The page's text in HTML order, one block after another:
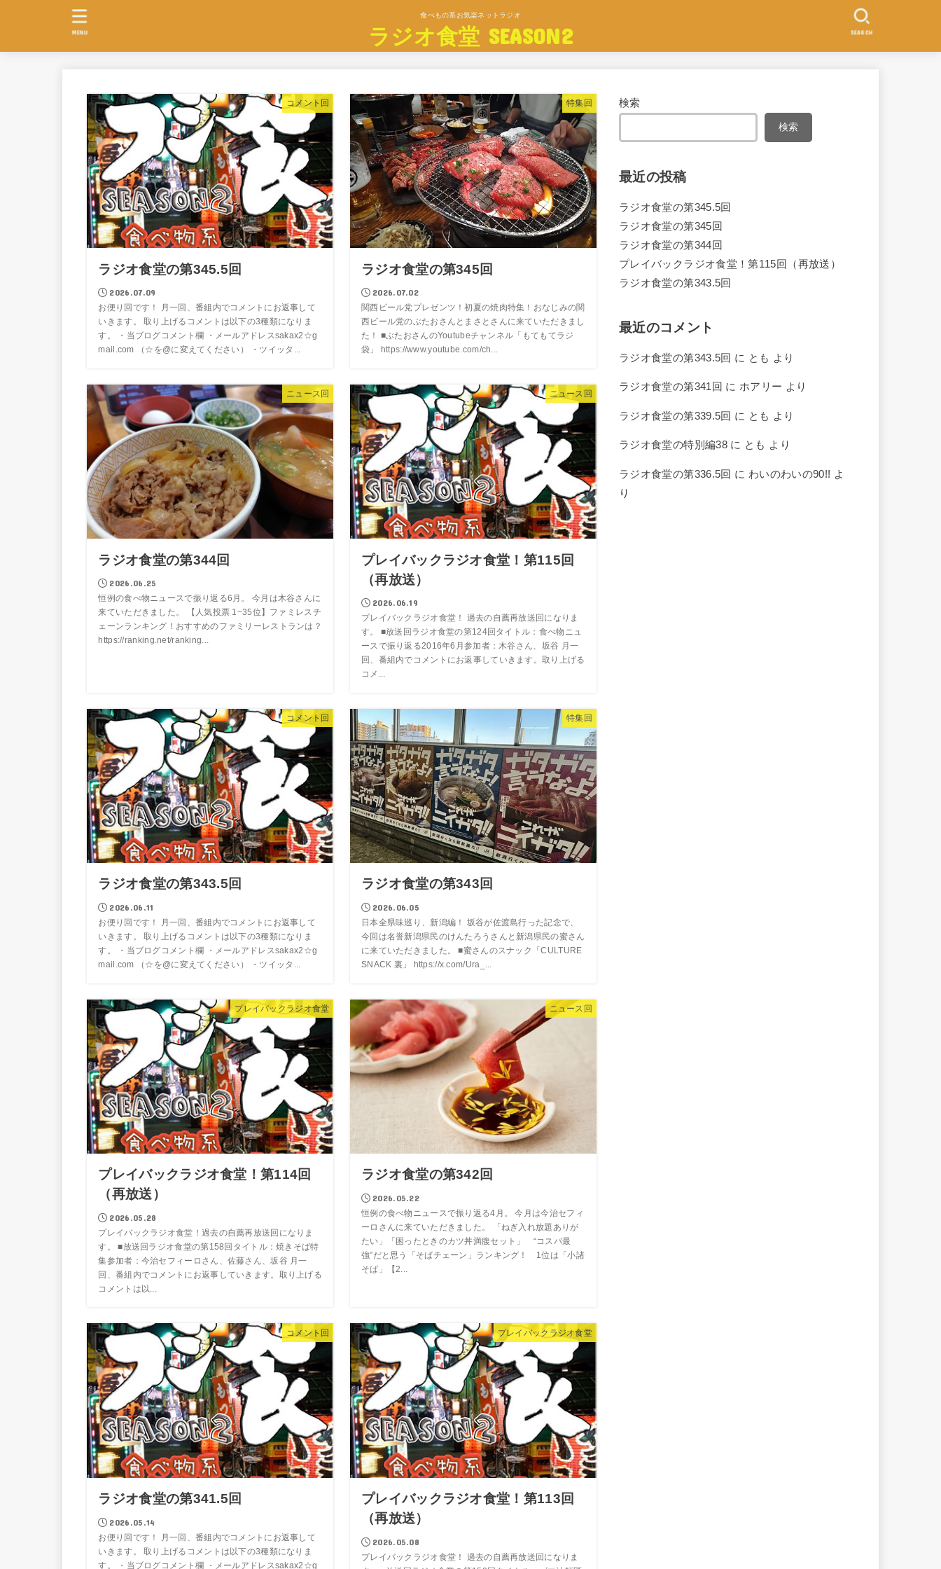
食べもの系お気楽ネットラジオ
ラジオ食堂 SEASON2 SEARCH
MENU
コメント回
ラジオ食堂の第345.5回
2026.07.09
お便り回です！ 月一回、番組内でコメントにお返事して
いきます。 取り上げるコメントは以下の3種類になりま
す。 ・当ブログコメント欄 ・メールアドレスsakax2☆g
mail.com （☆を@に変えてください） ・ツイッタ...
特集回
ラジオ食堂の第345回
2026.07.02
関西ビール党プレゼンツ！初夏の焼肉特集！おなじみの関
西ビール党のぶたおさんとまさとさんに来ていただきまし
た！ ■ぶたおさんのYoutubeチャンネル「もてもてラジ
袋」 https://www.youtube.com/ch...
ニュース回
ラジオ食堂の第344回
2026.06.25
恒例の食べ物ニュースで振り返る6月。 今月は木谷さんに
来ていただきました。 【人気投票 1~35位】ファミレスチ
ェーンランキング！おすすめのファミリーレストランは？
https://ranking.net/ranking...
ニュース回
プレイバックラジオ食堂！第115回
（再放送）
2026.06.19
プレイバックラジオ食堂！ 過去の自薦再放送回になりま
す。 ■放送回ラジオ食堂の第124回タイトル：食べ物ニュ
ースで振り返る2016年6月参加者：木谷さん、坂谷 月一
回、番組内でコメントにお返事していきます。取り上げる
コメ...
コメント回
ラジオ食堂の第343.5回
2026.06.11
お便り回です！ 月一回、番組内でコメントにお返事して
いきます。 取り上げるコメントは以下の3種類になりま
す。 ・当ブログコメント欄 ・メールアドレスsakax2☆g
mail.com （☆を@に変えてください） ・ツイッタ...
特集回
ラジオ食堂の第343回
2026.06.05
日本全県味巡り、新潟編！ 坂谷が佐渡島行った記念で、
今回は名誉新潟県民のけんたろうさんと新潟県民の蜜さん
に来ていただきました。 ■蜜さんのスナック「CULTURE
SNACK 裏」 https://x.com/Ura_...
プレイバックラジオ食堂
プレイバックラジオ食堂！第114回
（再放送）
2026.05.28
プレイバックラジオ食堂！過去の自薦再放送回になりま
す。 ■放送回ラジオ食堂の第158回タイトル：焼きそば特
集参加者：今治セフィーロさん、佐藤さん、坂谷 月一
回、番組内でコメントにお返事していきます。取り上げる
コメントは以...
ニュース回
ラジオ食堂の第342回
2026.05.22
恒例の食べ物ニュースで振り返る4月。 今月は今治セフィ
ーロさんに来ていただきました。 「ねぎ入れ放題ありが
たい」「困ったときのカツ丼満腹セット」 “コスパ最
強”だと思う「そばチェーン」ランキング！ 1位は「小諸
そば」【2...
コメント回
ラジオ食堂の第341.5回
2026.05.14
お便り回です！ 月一回、番組内でコメントにお返事して
いきます。 取り上げるコメントは以下の3種類になりま
す。 ・当ブログコメント欄 ・メールアドレスsakax2☆g
プレイバックラジオ食堂
プレイバックラジオ食堂！第113回
（再放送）
2026.05.08
プレイバックラジオ食堂！ 過去の自薦再放送回になりま
検索
検索
最近の投稿
ラジオ食堂の第345.5回
ラジオ食堂の第345回
ラジオ食堂の第344回
プレイバックラジオ食堂！第115回（再放送）
ラジオ食堂の第343.5回
最近のコメント
ラジオ食堂の第343.5回 に とも より
ラジオ食堂の第341回 にホアリー より
ラジオ食堂の第339.5回 に とも より
ラジオ食堂の特別編38 に とも より
ラジオ食堂の第336.5回 に わいのわいの90!! よ
り